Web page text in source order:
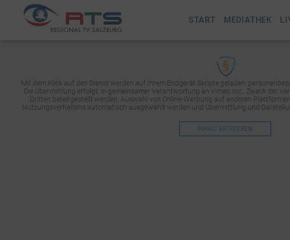
START MEDIATHEK
Mit dem Klick auf den Dienst werden auf Ihrem Endgerät Skripte geladen,
Die Übermittlung erfolgt: in gemeinsamer Verantwortung an Vimeo Inc.. Zweck der
Dritten bereitgestellt werden, Auswahl von Online-Werbung auf anderen
Nutzungsverhaltens automatisch ausgewählt werden und Übermittlung und
INHALT AKTIVIEREN